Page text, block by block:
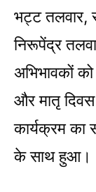
भट्ट तलवार,
निरूपेंद्र
अभिभावकों
और मातृ
कार्यक्रम का
के साथ हुआ।